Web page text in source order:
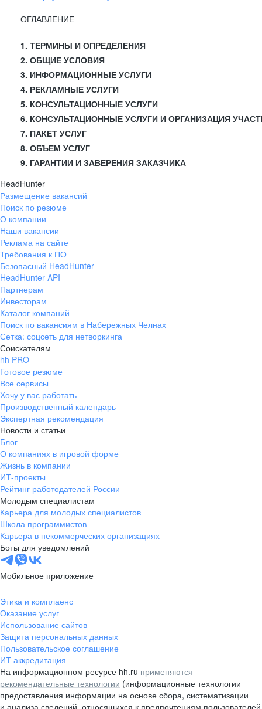
ОГЛАВЛЕНИЕ
1. ТЕРМИНЫ И ОПРЕДЕЛЕНИЯ
2. ОБЩИЕ УСЛОВИЯ
3. ИНФОРМАЦИОННЫЕ УСЛУГИ
4. РЕКЛАМНЫЕ УСЛУГИ
5. КОНСУЛЬТАЦИОННЫЕ УСЛУГИ
6. КОНСУЛЬТАЦИОННЫЕ УСЛУГИ И ОРГАНИЗАЦИЯ
7. ПАКЕТ УСЛУГ
8. ОБЪЕМ УСЛУГ
9. ГАРАНТИИ И ЗАВЕРЕНИЯ ЗАКАЗЧИКА
HeadHunter
Размещение вакансий
Поиск по резюме
О компании
Наши вакансии
Реклама на сайте
Требования к ПО
Безопасный HeadHunter
HeadHunter API
Партнерам
Инвесторам
Каталог компаний
Поиск по вакансиям в Набережных Челнах
Сетка: соцсеть для нетворкинга
Соискателям
hh PRO
Готовое резюме
Все сервисы
Хочу у вас работать
Производственный календарь
Экспертная рекомендация
Новости и статьи
Блог
О компаниях в игровой форме
Жизнь в компании
ИТ-проекты
Рейтинг работодателей России
Молодым специалистам
Карьера для молодых специалистов
Школа программистов
Карьера в некоммерческих организациях
Боты для уведомлений
Мобильное приложение
Этика и комплаенс
Оказание услуг
Использование сайтов
Защита персональных данных
Пользовательское соглашение
ИТ аккредитация
На информационном ресурсе hh.ru применяются
рекомендательные технологии (информационные технологии
предоставления информации на основе сбора, систематизации
и анализа сведений, относящихся к предпочтениям пользователей